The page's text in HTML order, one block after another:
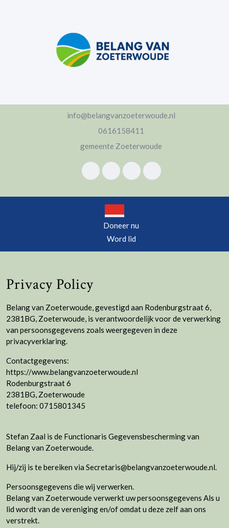
info@belangvanzoeterwoude.nl
0616158411
gemeente Zoeterwoude
Open
Doneer nu
Word lid
Privacy Policy
Belang van Zoeterwoude, gevestigd aan Rodenburgstraat 6,
2381BG, Zoeterwoude, is verantwoordelijk voor de verwerking
van persoonsgegevens zoals weergegeven in deze
privacyverklaring.
Contactgegevens:
https://www.belangvanzoeterwoude.nl
Rodenburgstraat 6
2381BG, Zoeterwoude
telefoon: 0715801345
Stefan Zaal is de Functionaris Gegevensbescherming van
Belang van Zoeterwoude.
Hij/zij is te bereiken via Secretaris@belangvanzoeterwoude.nl.
Persoonsgegevens die wij verwerken.
Belang van Zoeterwoude verwerkt uw persoonsgegevens Als u
lid wordt van de vereniging en/of omdat u deze zelf aan ons
verstrekt.